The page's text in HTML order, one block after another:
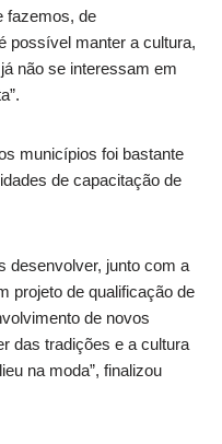
fazemos, de
possível manter a cultura,
não se interessam em
municípios foi bastante
de capacitação de
desenvolver, junto com a
projeto de qualificação de
de novos
das tradições e a cultura
na moda”, finalizou